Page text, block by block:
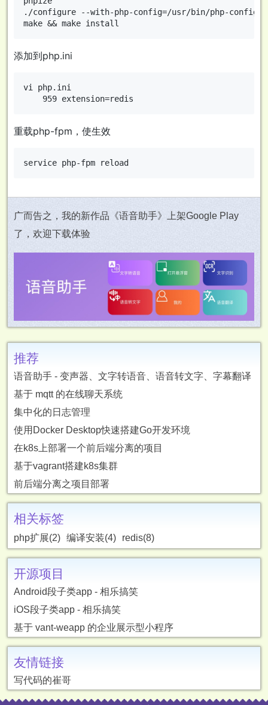
./configure --with-php-config=/usr/bin/php-config
添加到php.ini
vi php.ini
重载php-fpm，使生效
广而告之，我的新作品《语音助手》上架Google Play
了，欢迎下载体验
推荐
语音助手 - 变声器、文字转语音、语音转文字、字幕翻译
基于 mqtt 的在线聊天系统
集中化的日志管理
使用Docker Desktop快速搭建Go开发环境
在k8s上部署一个前后端分离的项目
基于vagrant搭建k8s集群
前后端分离之项目部署
相关标签
php扩展(2) 编译安装(4) redis(8)
开源项目
Android段子类app - 相乐搞笑
iOS段子类app - 相乐搞笑
基于 vant-weapp 的企业展示型小程序
友情链接
写代码的崔哥